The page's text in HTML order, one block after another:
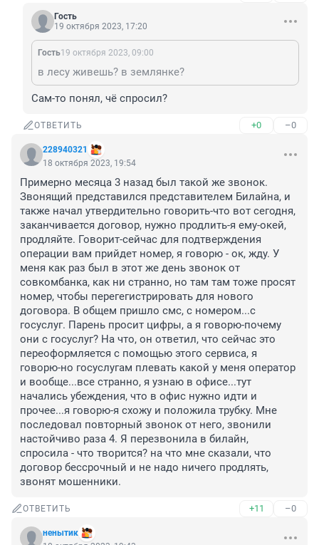
Гость
19 октября 2023, 17:20
Гость19 октября 2023, 09:00
в лесу живешь? в землянке?
Сам-то понял, чё спросил?
ОТВЕТИТЬ +0 –0
228940321
18 октября 2023, 19:54
Примерно месяца 3 назад был такой же звонок.
Звонящий представился представителем Билайна, и
также начал утвердительно говорить-что вот сегодня,
заканчивается договор, нужно продлить-я ему-окей,
продляйте. Говорит-сейчас для подтверждения
операции вам прийдет номер, я говорю - ок, жду. У
меня как раз был в этот же день звонок от
совкомбанка, как ни странно, но там там тоже просят
номер, чтобы перегегистрировать для нового
договора. В общем пришло смс, с номером...с
госуслуг. Парень просит цифры, а я говорю-почему
они с госуслуг? На что, он ответил, что сейчас это
переоформляется с помощью этого сервиса, я
говорю-но госуслугам плевать какой у меня оператор
и вообще...все странно, я узнаю в офисе...тут
начались убеждения, что в офис нужно идти и
прочее...я говорю-я схожу и положила трубку. Мне
последовал повторный звонок от него, звонили
настойчиво раза 4. Я перезвонила в билайн,
спросила - что творится? на что мне сказали, что
договор бессрочный и не надо ничего продлять,
звонят мошенники.
ОТВЕТИТЬ +11 –0
ненытик